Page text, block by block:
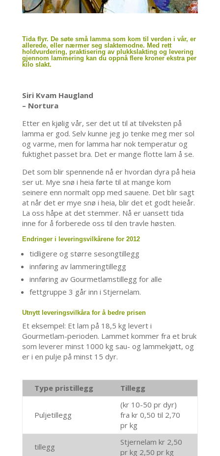
Tida flyr. De søte små lamma som kom til verden i vår, er
allerede, eller nærmer seg slaktemodne. Med rett
holdvurdering, praktisering av plukkslakting og levering
gjennom lammering kan du oppnå flere kroner ekstra per
kilo slakt.
Siri Kvam Haugland
– Nortura
Etter en kjølig vår, ser det ut til at tilveksten på
lamma er god. Selv kunne jeg jo tenke meg mer sol
og varme, men for lamma har nok temperatur og
fuktighet passet bra. Det er mange flotte lam å se.
Det som blir spennende nå er hvordan dyra på heia
ser ut. Mye snø i heia førte til at mange kom
seinere enn normalt opp med sauene. Det blir sagt
at når det er mye snø i heia, blir det et godt heieår.
La oss håpe at det stemmer. Nå er uansett tida
inne for å forberede oss til den travle høsten.
Endringer i leveringsvilkårene for 2012
tidligere og større sesongtillegg
innføring av lammeringtillegg
innføring av Gourmetlamstillegg for alle
fettgruppe 3 går inn i Stjernelam.
Utnytt leveringsvilkåra for å bedre prisen
Et eksempel: Et lam på 18,5 kg levert i
Gourmetlam-perioden. Lammet kommer fra et bruk
som leverer minst 1000 kg sau- og lammekjøtt, og
er i en pulje på minst 15 dyr.
Type pristillegg Tillegg
Puljetillegg
(kr 10-50 pr dyr)
fra kr 0,50 til 2,70
pr kg
tillegg
Stjernelam kr 2,50
pr kg 2,50 pr kg